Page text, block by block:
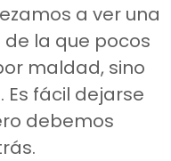
a ver una
la que pocos
maldad, sino
fácil dejarse
debemos